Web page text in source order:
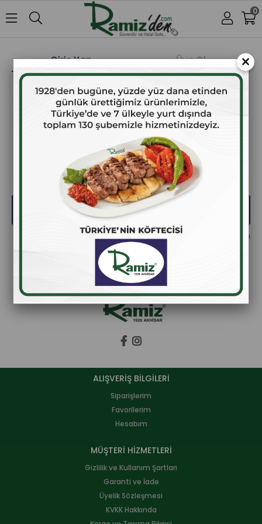
0
Giriş Yap Üye Ol
E-posta
Giriş Yap
Şifremi Unuttum
ALIŞVERİŞ BİLGİLERİ
Siparişlerim
Favorilerim
Hesabım
MÜŞTERİ HİZMETLERİ
Gizlilik ve Kullanım Şartları
Garanti ve İade
Üyelik Sözleşmesi
KVKK Hakkında
×